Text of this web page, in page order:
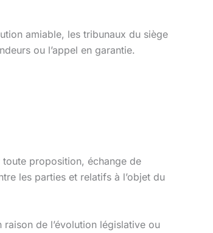
amiable, les tribunaux du siège
ou l’appel en garantie.
proposition, échange de
les parties et relatifs à l’objet du
de l’évolution législative ou